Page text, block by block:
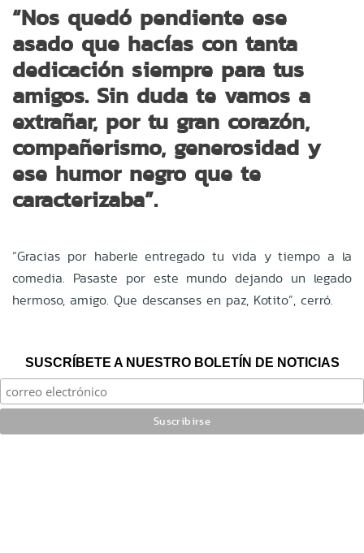
“Nos quedó pendiente ese
asado que hacías con tanta
dedicación siempre para tus
amigos. Sin duda te vamos a
extrañar, por tu gran corazón,
compañerismo, generosidad y
ese humor negro que te
caracterizaba”.
“Gracias por haberle entregado tu vida y tiempo a la
comedia. Pasaste por este mundo dejando un legado
hermoso, amigo. Que descanses en paz, Kotito”, cerró.
SUSCRÍBETE A NUESTRO BOLETÍN DE NOTICIAS